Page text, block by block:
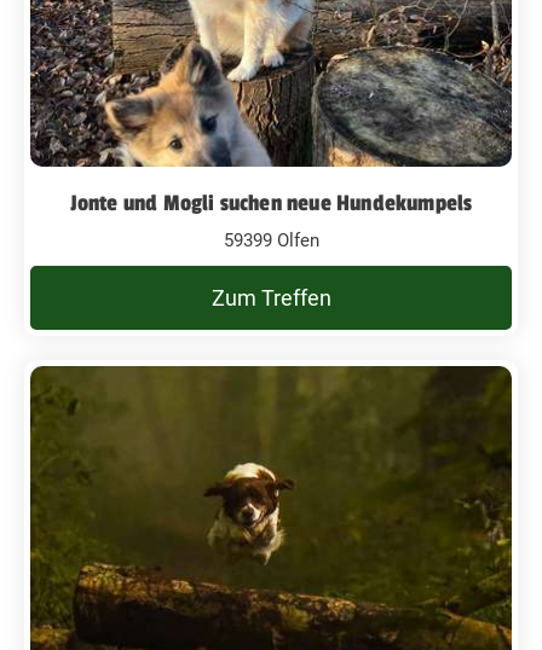
Jonte und Mogli suchen neue Hundekumpels
59399 Olfen
Zum Treffen